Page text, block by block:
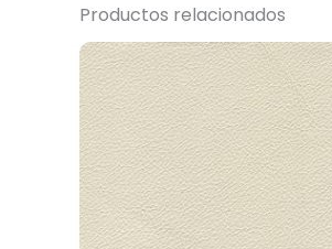
Productos relacionados